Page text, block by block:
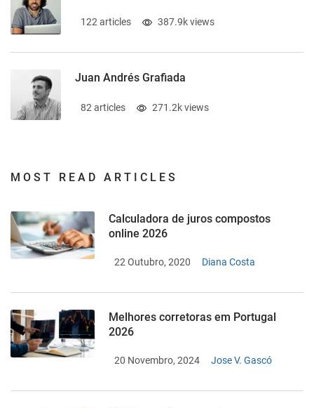
122 articles 387.9k views
Juan Andrés Grafiada
82 articles 271.2k views
MOST READ ARTICLES
Calculadora de juros compostos
online 2026
22 Outubro, 2020 Diana Costa
Melhores corretoras em Portugal
2026
20 Novembro, 2024 Jose V. Gascó